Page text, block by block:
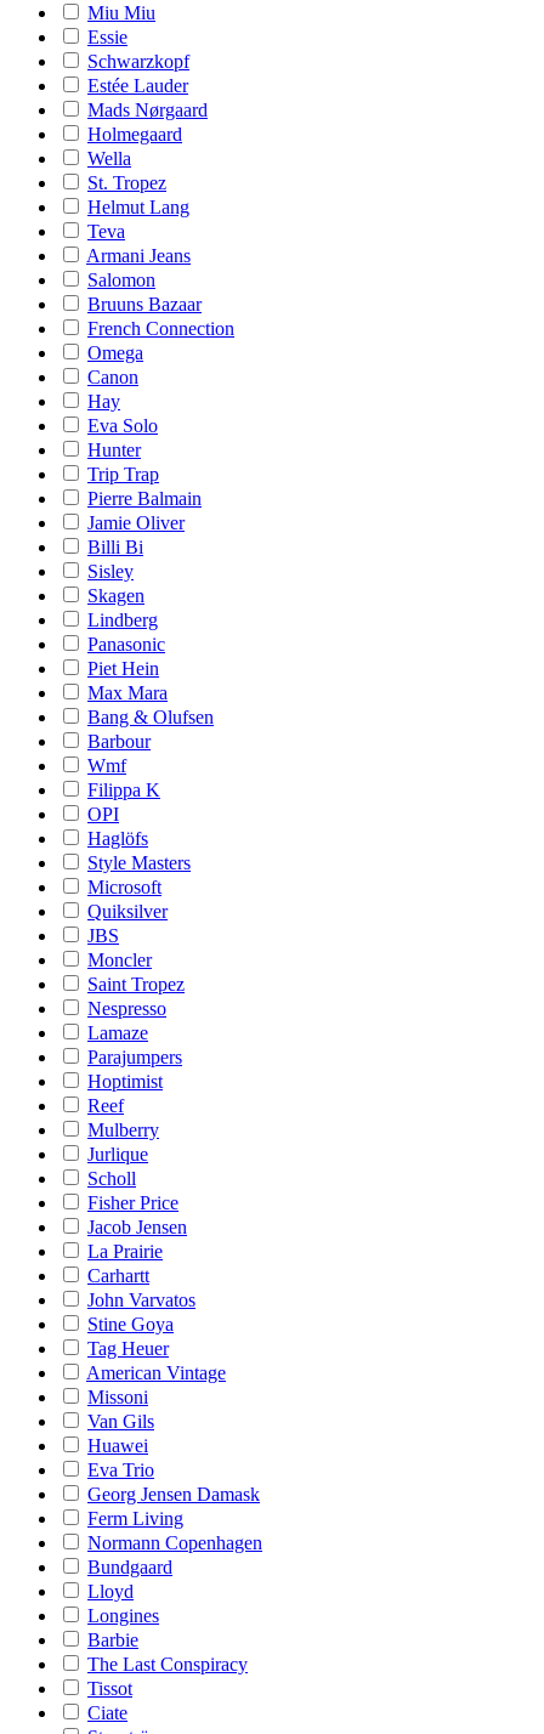
Miu Miu
Essie
Schwarzkopf
Estée Lauder
Mads Nørgaard
Holmegaard
Wella
St. Tropez
Helmut Lang
Teva
Armani Jeans
Salomon
Bruuns Bazaar
French Connection
Omega
Canon
Hay
Eva Solo
Hunter
Trip Trap
Pierre Balmain
Jamie Oliver
Billi Bi
Sisley
Skagen
Lindberg
Panasonic
Piet Hein
Max Mara
Bang & Olufsen
Barbour
Wmf
Filippa K
OPI
Haglöfs
Style Masters
Microsoft
Quiksilver
JBS
Moncler
Saint Tropez
Nespresso
Lamaze
Parajumpers
Hoptimist
Reef
Mulberry
Jurlique
Scholl
Fisher Price
Jacob Jensen
La Prairie
Carhartt
John Varvatos
Stine Goya
Tag Heuer
American Vintage
Missoni
Van Gils
Huawei
Eva Trio
Georg Jensen Damask
Ferm Living
Normann Copenhagen
Bundgaard
Lloyd
Longines
Barbie
The Last Conspiracy
Tissot
Ciate